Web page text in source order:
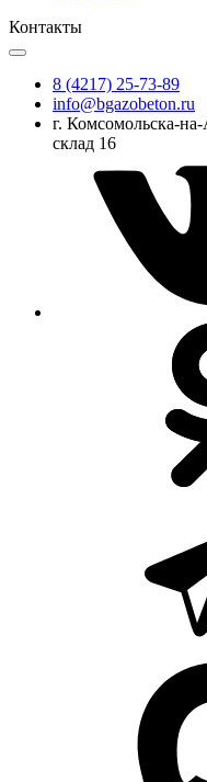
Контакты
8 (4217) 25-73-89
info@bgazobeton.ru
г. Комсомольска-
склад 16